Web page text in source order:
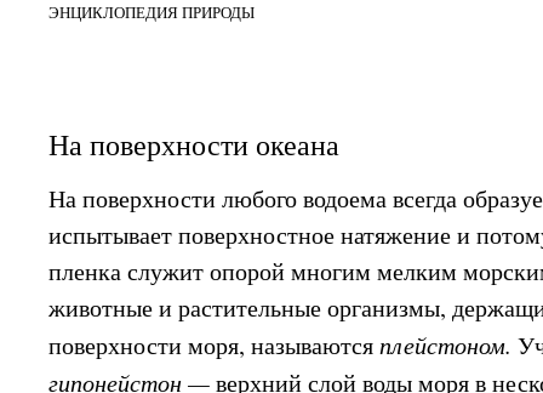
ЭНЦИКЛОПЕДИЯ ПРИРОДЫ
На поверхности океана
На поверхности любого водоема всегда
испытывает поверхностное натяжение и
пленка служит опорой многим мелким
животные и растительные организмы,
поверхности моря, называютсяплейстоном.
гипонейстон —верхний слой воды моря в